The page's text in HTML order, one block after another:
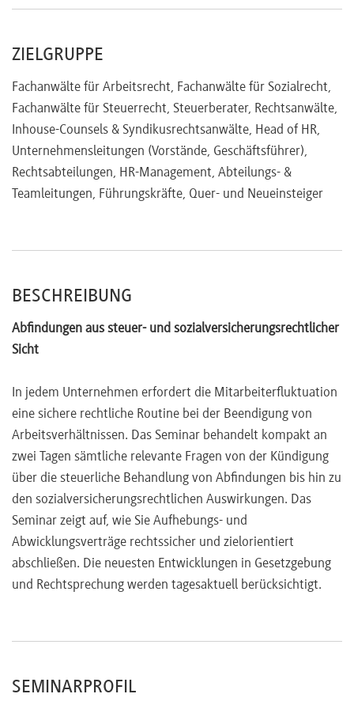
Geänderte Abfindungsregeln und Auswirkungen auf den
Verhängung von Sperrzeiten
Ausscheiden älterer Arbeitnehmer
ZIELGRUPPE
Fachanwälte für Arbeitsrecht, Fachanwälte für Sozialrecht,
Fachanwälte für Steuerrecht, Steuerberater, Rechtsanwälte,
Inhouse-Counsels & Syndikusrechtsanwälte, Head of HR,
Unternehmensleitungen (Vorstände, Geschäftsführer),
Rechtsabteilungen, HR-Management, Abteilungs- &
Teamleitungen, Führungskräfte, Quer- und Neueinsteiger
BESCHREIBUNG
Abfindungen aus steuer- und sozialversicherungsrechtlicher
Sicht
In jedem Unternehmen erfordert die Mitarbeiterfluktuation
eine sichere rechtliche Routine bei der Beendigung von
Arbeitsverhältnissen. Das Seminar behandelt kompakt an
zwei Tagen sämtliche relevante Fragen von der Kündigung
über die steuerliche Behandlung von Abfindungen bis hin zu
den sozialversicherungsrechtlichen Auswirkungen. Das
Seminar zeigt auf, wie Sie Aufhebungs- und
Abwicklungsverträge rechtssicher und zielorientiert
abschließen. Die neuesten Entwicklungen in Gesetzgebung
und Rechtsprechung werden tagesaktuell berücksichtigt.
SEMINARPROFIL